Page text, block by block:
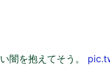
闇を抱えてそう。